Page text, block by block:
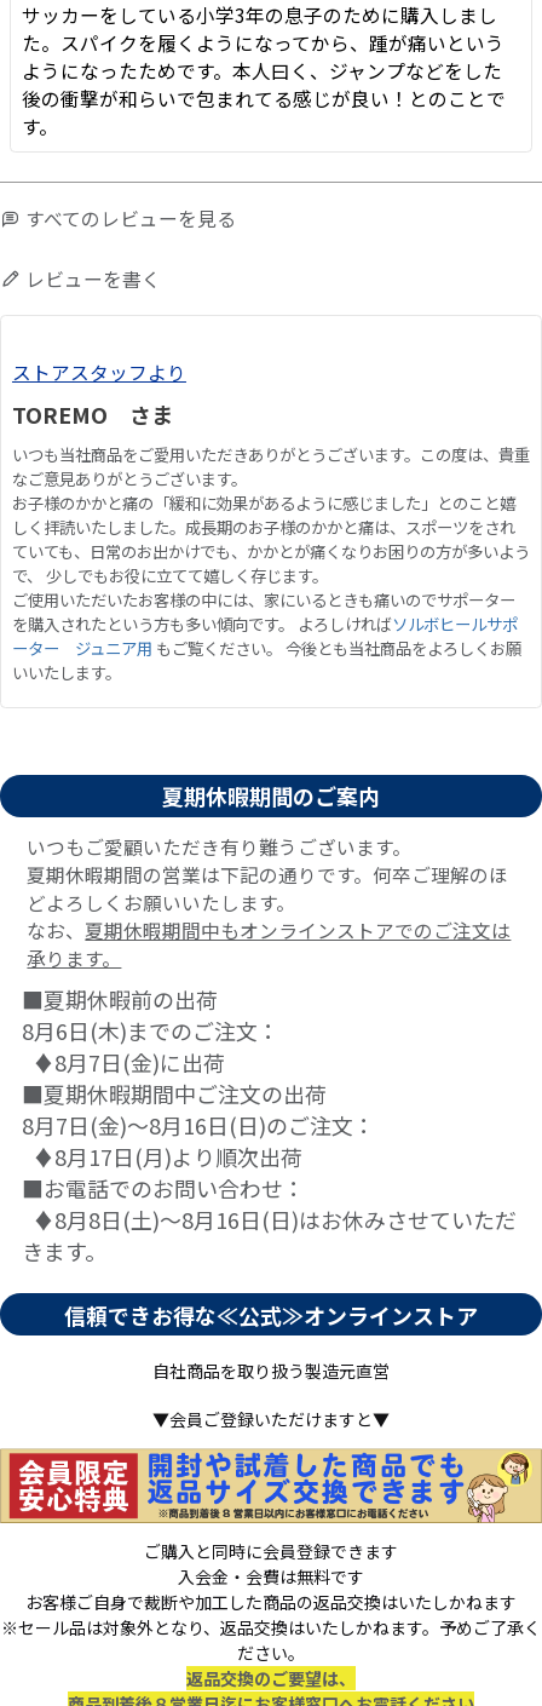
サッカーをしている小学3年の息子のために購入しまし
た。スパイクを履くようになってから、踵が痛いという
ようになったためです。本人曰く、ジャンプなどをした
後の衝撃が和らいで包まれてる感じが良い！とのことで
す。
すべてのレビューを見る
レビューを書く
ストアスタッフより
TOREMO さま
いつも当社商品をご愛用いただきありがとうございます。この度は、貴重
なご意見ありがとうございます。
お子様のかかと痛の「緩和に効果があるように感じました」とのこと嬉
しく拝読いたしました。成長期のお子様のかかと痛は、スポーツをされ
ていても、日常のお出かけでも、かかとが痛くなりお困りの方が多いよう
で、 少しでもお役に立てて嬉しく存じます。
ご使用いただいたお客様の中には、家にいるときも痛いのでサポーター
を購入されたという方も多い傾向です。 よろしければソルボヒールサポ
ーター ジュニア用 もご覧ください。 今後とも当社商品をよろしくお願
いいたします。
夏期休暇期間のご案内
いつもご愛顧いただき有り難うございます。
夏期休暇期間の営業は下記の通りです。何卒ご理解のほ
どよろしくお願いいたします。
なお、 夏期休暇期間中もオンラインストアでのご注文は
承ります。
■夏期休暇前の出荷
8月6日(木)までのご注文：
♦8月7日(金)に出荷
■夏期休暇期間中ご注文の出荷
8月7日(金)～8月16日(日)のご注文：
♦8月17日(月)より順次出荷
■お電話でのお問い合わせ：
♦8月8日(土)～8月16日(日)はお休みさせていただ
きます。
信頼できお得な≪公式≫オンラインストア
自社商品を取り扱う製造元直営
▼会員ご登録いただけますと▼
ご購入と同時に会員登録できます
入会金・会費は無料です
お客様ご自身で裁断や加工した商品の返品交換はいたしかねます
※セール品は対象外となり、返品交換はいたしかねます。予めご了承く
ださい。
返品交換のご要望は、